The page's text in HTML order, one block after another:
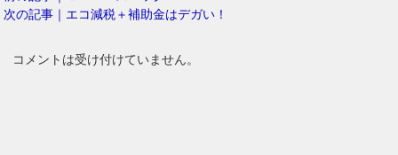
次の記事｜エコ減税＋補助金はデガい！
コメントは受け付けていません。